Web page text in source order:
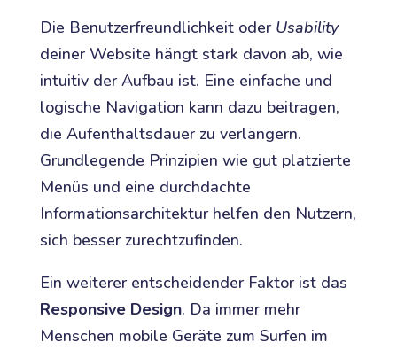
Die Benutzerfreundlichkeit oder Usability
deiner Website hängt stark davon ab, wie
intuitiv der Aufbau ist. Eine einfache und
logische Navigation kann dazu beitragen,
die Aufenthaltsdauer zu verlängern.
Grundlegende Prinzipien wie gut platzierte
Menüs und eine durchdachte
Informationsarchitektur helfen den Nutzern,
sich besser zurechtzufinden.
Ein weiterer entscheidender Faktor ist das
Responsive Design. Da immer mehr
Menschen mobile Geräte zum Surfen im